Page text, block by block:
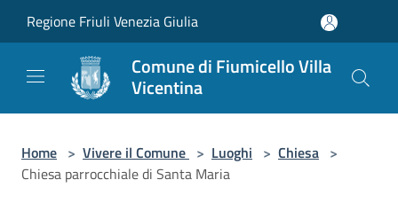
Regione Friuli Venezia Giulia
Comune di Fiumicello Villa
Vicentina
Home > Vivere il Comune > Luoghi > Chiesa >
Chiesa parrocchiale di Santa Maria